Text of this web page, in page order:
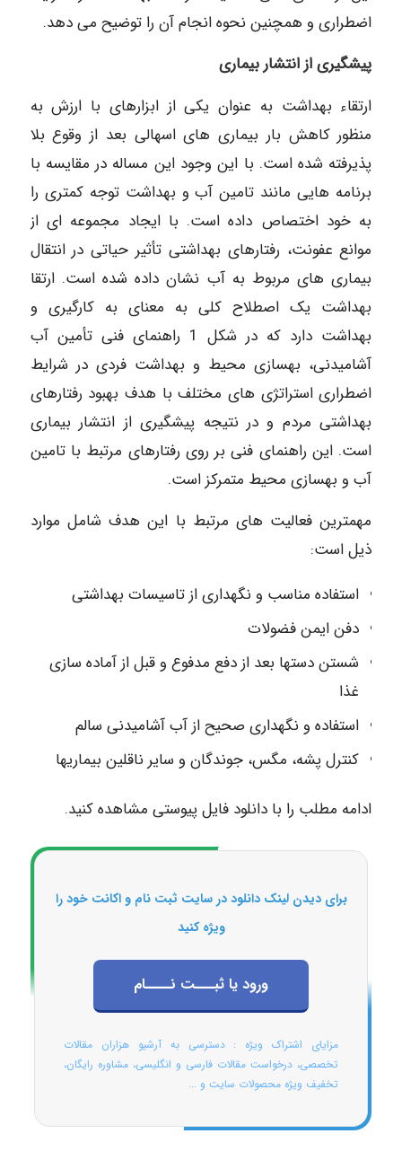
اضطراری و همچنین نحوه انجام آن را توضیح می دهد.
پیشگیری از انتشار بیماری
ارتقاء بهداشت به عنوان یکی از ابزارهای با ارزش به
منظور کاهش بار بیماری های اسهالی بعد از وقوع بلا
پذیرفته شده است. با این وجود این مساله در مقایسه با
برنامه هایی مانند تامین آب و بهداشت توجه کمتری را
به خود اختصاص داده است. با ایجاد مجموعه ای از
موانع عفونت، رفتارهای بهداشتی تأثیر حیاتی در انتقال
بیماری های مربوط به آب نشان داده شده است. ارتقا
بهداشت یک اصطلاح کلی به معنای به کارگیری و
بهداشت دارد که در شکل 1 راهنمای فنی تأمین آب
آشامیدنی، بهسازی محیط و بهداشت فردی در شرایط
اضطراری استراتژی های مختلف با هدف بهبود رفتارهای
بهداشتی مردم و در نتیجه پیشگیری از انتشار بیماری
است. این راهنمای فنی بر روی رفتارهای مرتبط با تامین
آب و بهسازی محیط متمرکز است.
مهمترین فعالیت های مرتبط با این هدف شامل موارد
ذیل است:
استفاده مناسب و نگهداری از تاسیسات بهداشتی
دفن ایمن فضولات
شستن دستها بعد از دفع مدفوع و قبل از آماده سازی
غذا
استفاده و نگهداری صحیح از آب آشامیدنی سالم
کنترل پشه، مگس، جوندگان و سایر ناقلین بیماریها
ادامه مطلب را با دانلود فایل پیوستی مشاهده کنید.
برای دیدن لینک دانلود در سایت ثبت نام و اکانت خود را
ویژه کنید
ورود یا ثبـــت نــــام
مزایای اشتراک ویژه : دسترسی به آرشیو هزاران مقالات
تخصصی، درخواست مقالات فارسی و انگلیسی، مشاوره رایگان،
تخفیف ویژه محصولات سایت و ...